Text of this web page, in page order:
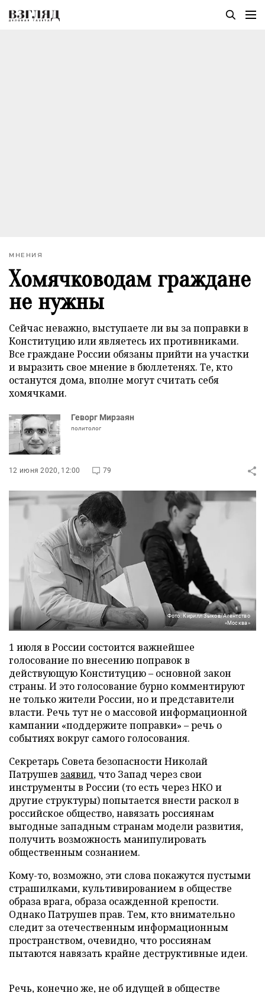
МНЕНИЯ
Хомячководам граждане
не нужны
Сейчас неважно, выступаете ли вы за поправки в
Конституцию или являетесь их противниками.
Все граждане России обязаны прийти на участки
и выразить свое мнение в бюллетенях. Те, кто
останутся дома, вполне могут считать себя
хомячками.
Геворг Мирзаян
политолог
12 июня 2020, 12:00 79
Фото: Кирилл Зыков/Агентство
«Москва»
1 июля в России состоится важнейшее
голосование по внесению поправок в
действующую Конституцию – основной закон
страны. И это голосование бурно комментируют
не только жители России, но и представители
власти. Речь тут не о массовой информационной
кампании «поддержите поправки» – речь о
событиях вокруг самого голосования.
Секретарь Совета безопасности Николай
Патрушев заявил, что Запад через свои
инструменты в России (то есть через НКО и
другие структуры) попытается внести раскол в
российское общество, навязать россиянам
выгодные западным странам модели развития,
получить возможность манипулировать
общественным сознанием.
Кому-то, возможно, эти слова покажутся пустыми
страшилками, культивированием в обществе
образа врага, образа осажденной крепости.
Однако Патрушев прав. Тем, кто внимательно
следит за отечественным информационным
пространством, очевидно, что россиянам
пытаются навязать крайне деструктивные идеи.
Речь, конечно же, не об идущей в обществе